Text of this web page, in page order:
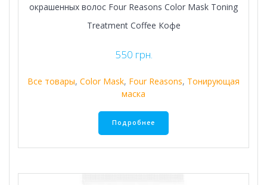
окрашенных волос Four Reasons Color Mask Toning
Treatment Coffee Кофе
550 грн.
Все товары, Color Mask, Four Reasons, Тонирующая
маска
Подробнее